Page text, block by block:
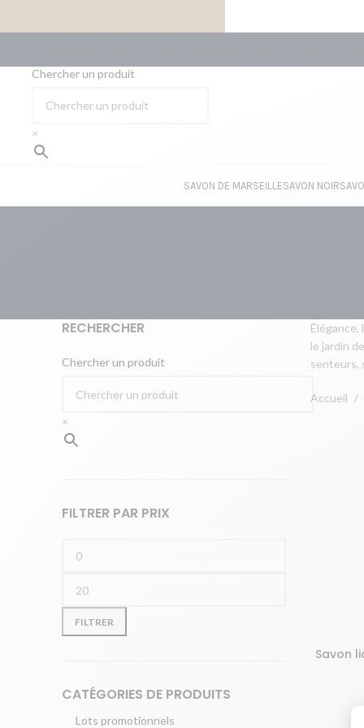
Chercher un produit
×
SAVON DE MARSEILLESAVON NOIR
Élégance,
le jardin
senteurs,
Accueil
Savon
RECHERCHER
Chercher un produit
×
FILTRER PAR PRIX
Prix
min
Prix
max
FILTRER
CATÉGORIES DE PRODUITS
Lots promotionnels